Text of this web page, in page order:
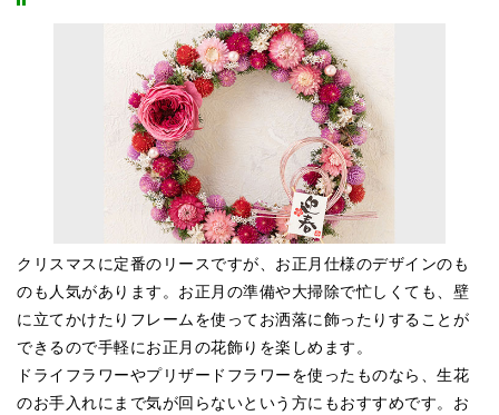
クリスマスに定番のリースですが、お正月仕様のデザインのも
のも人気があります。お正月の準備や大掃除で忙しくても、壁
に立てかけたりフレームを使ってお洒落に飾ったりすることが
できるので手軽にお正月の花飾りを楽しめます。
ドライフラワーやプリザードフラワーを使ったものなら、生花
のお手入れにまで気が回らないという方にもおすすめです。お